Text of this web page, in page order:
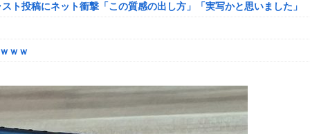
韓国に向かう予想‥世界各国の最新スパコン気象予測モデルがはじき
ワーク
になるも解決には至っておらずめども立たず
くちゃ深刻な模様w w w w w w w w w w
ト投稿にネット衝撃「この質感の出し方」「実写かと思いました」
ｗｗ
キャンプくらいヌルイのなら考える